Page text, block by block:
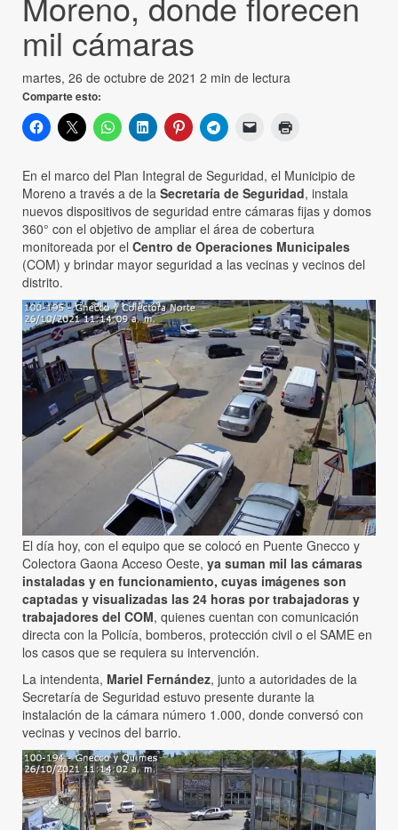
mil cámaras
martes, 26 de octubre de 2021 2 min de lectura
Comparte esto:
En el marco del Plan Integral de Seguridad, el Municipio de
Moreno a través a de la Secretaría de Seguridad, instala
nuevos dispositivos de seguridad entre cámaras fijas y domos
360° con el objetivo de ampliar el área de cobertura
monitoreada por el Centro de Operaciones Municipales
(COM) y brindar mayor seguridad a las vecinas y vecinos del
distrito.
El día hoy, con el equipo que se colocó en Puente Gnecco y
Colectora Gaona Acceso Oeste, ya suman mil las cámaras
instaladas y en funcionamiento, cuyas imágenes son
captadas y visualizadas las 24 horas por trabajadoras y
trabajadores del COM, quienes cuentan con comunicación
directa con la Policía, bomberos, protección civil o el SAME en
los casos que se requiera su intervención.
La intendenta, Mariel Fernández, junto a autoridades de la
Secretaría de Seguridad estuvo presente durante la
instalación de la cámara número 1.000, donde conversó con
vecinas y vecinos del barrio.